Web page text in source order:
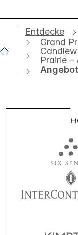
Entdecke
Grand
Prairie –